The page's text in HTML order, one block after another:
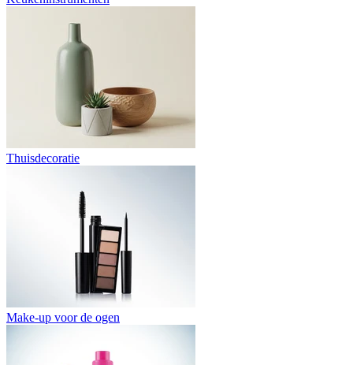
Thuisdecoratie
Make-up voor de ogen